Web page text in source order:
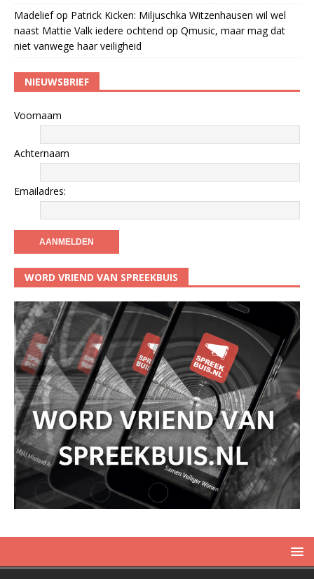
Madeliefop Patrick Kicken: Miljuschka Witzenhausen wil wel
naast Mattie Valk iedere ochtend op Qmusic, maar mag dat
niet vanwege haar veiligheid
NIEUWSBRIEF
Voornaam
Achternaam
Emailadres:
WORD VRIEND VAN SPREEKBUIS